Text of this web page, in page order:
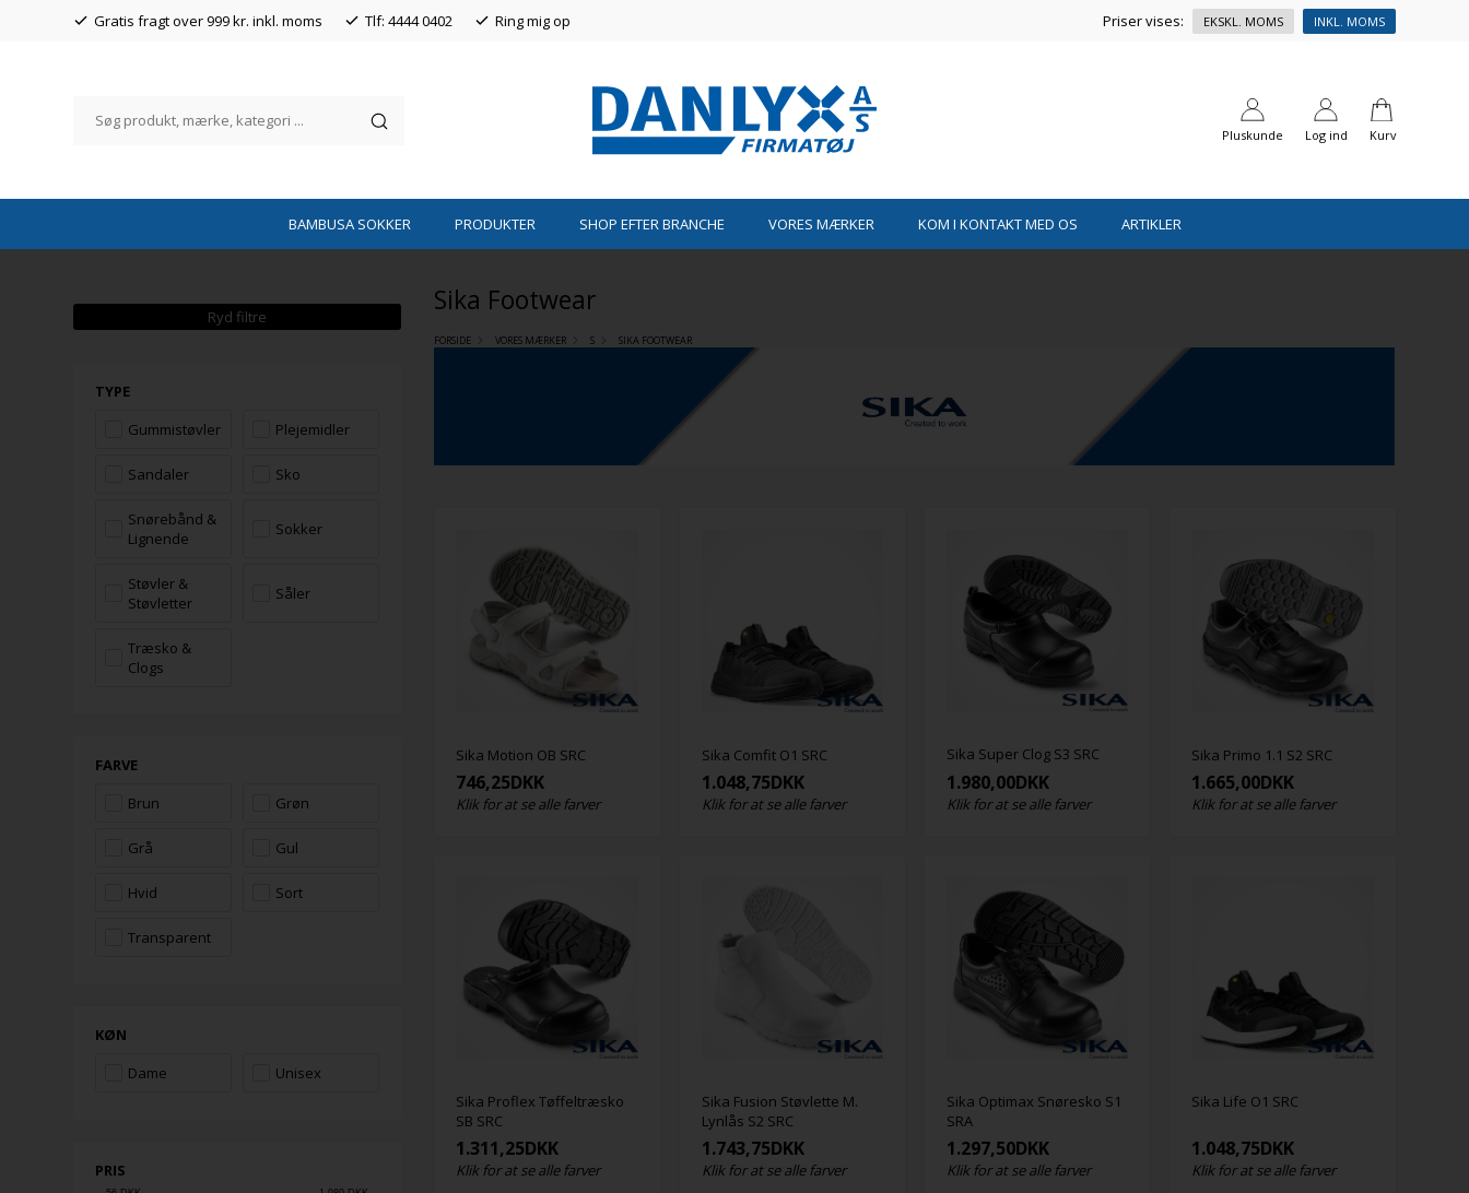
Gratis fragt over 999 kr. inkl. moms Tlf: 4444 0402 Ring mig op Priser vises: EKSKL. MOMS INKL. MOMS
Pluskunde Log ind Kurv
BAMBUSA SOKKER PRODUKTER SHOP EFTER BRANCHE VORES MÆRKER KOM I KONTAKT MED OS ARTIKLER
Ryd filtre
TYPE
Gummistøvler
Plejemidler
Sandaler Sko
Snørebånd &
Lignende
Sokker
Støvler &
Støvletter
Såler
Træsko &
Clogs
FARVE
Brun
Grøn
Grå Gul
Hvid Sort
Transparent
KØN
Dame
Unisex
PRIS
Sika Footwear
FORSIDE VORES MÆRKER S SIKA FOOTWEAR
Sika Motion OB SRC
746,25DKK
Klik for at se alle farver
Sika Comfit O1 SRC
1.048,75DKK
Klik for at se alle farver
Sika Super Clog S3 SRC
1.980,00DKK
Klik for at se alle farver
Sika Primo 1.1 S2 SRC
1.665,00DKK
Klik for at se alle farver
Sika Proflex Tøffeltræsko
SB SRC
1.311,25DKK
Klik for at se alle farver
Sika Fusion Støvlette M.
Lynlås S2 SRC
1.743,75DKK
Klik for at se alle farver
Sika Optimax Snøresko S1
SRA
1.297,50DKK
Klik for at se alle farver
Sika Life O1 SRC
1.048,75DKK
Klik for at se alle farver